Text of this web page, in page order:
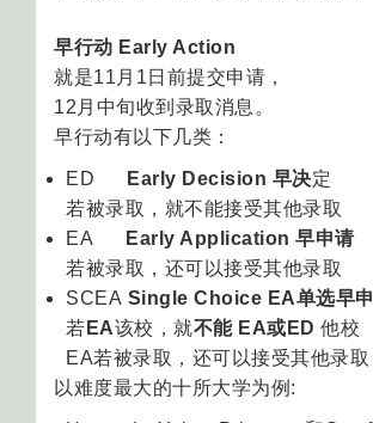
早行动 Early Action
就是11月1日前提交申请，
12月中旬收到录取消息。
早行动有以下几类：
ED Early Decision 早决定
若被录取，就不能接受其他录取
EA
Early Application 早申请
若被录取，还可以接受其他录取
SCEA Single Choice EA单选早申
若 EA该校，就不能 EA或ED 他校
EA若被录取，还可以接受其他录取
以难度最大的十所大学为例: